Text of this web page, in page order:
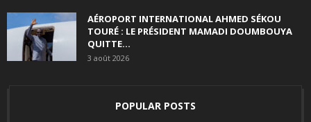
AÉROPORT INTERNATIONAL AHMED SÉKOU
TOURÉ : LE PRÉSIDENT MAMADI DOUMBOUYA
QUITTE...
3 août 2026
POPULAR POSTS